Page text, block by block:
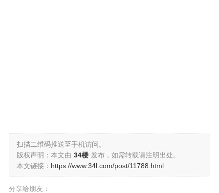
扫描二维码推送至手机访问。
版权声明：本文由 34楼 发布，如需转载请注明出处。
本文链接： https://www.34l.com/post/11788.html
分享给朋友：